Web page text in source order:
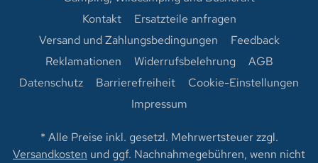
Kontakt
Ersatzteile anfragen
Versand und Zahlungsbedingungen
Feedback
Reklamationen
Widerrufsbelehrung
AGB
Datenschutz
Barrierefreiheit
Cookie-Einstellungen
Impressum
* Alle Preise inkl. gesetzl. Mehrwertsteuer zzgl.
Versandkosten und ggf. Nachnahmegebühren, wenn nicht